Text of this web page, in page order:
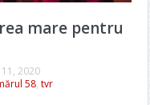
mare pentru
2020
58, tvr